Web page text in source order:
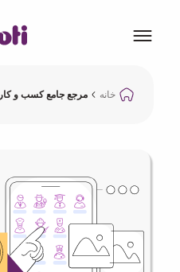
خانه مرجع جامع کسب و کار